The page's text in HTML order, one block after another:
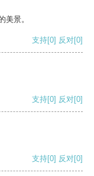
美景。
支持[0] 反对[0]
支持[0] 反对[0]
支持[0] 反对[0]